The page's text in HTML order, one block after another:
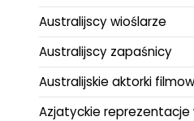
Australijscy wioślarze
Australijscy zapaśnicy
Australijskie aktorki
Azjatyckie reprezentacje